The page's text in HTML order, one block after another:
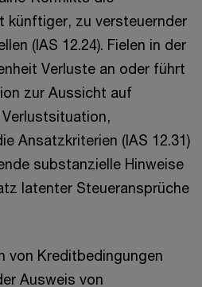
künftiger, zu versteuernder
(IAS 12.24). Fielen in der
Verluste an oder führt
zur Aussicht auf
Ansatzkriterien (IAS 12.31)
substanzielle Hinweise
latenter Steueransprüche
von Kreditbedingungen
Ausweis von